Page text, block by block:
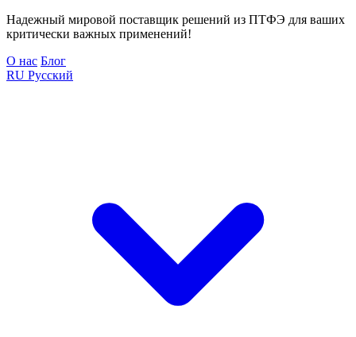
Надежный мировой поставщик решений из ПТФЭ для ваших
критически важных применений!
О нас Блог
RU Русский